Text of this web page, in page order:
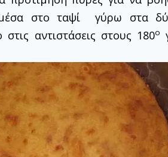
στο ταψί γύρω στα
αντιστάσεις στους 180ο